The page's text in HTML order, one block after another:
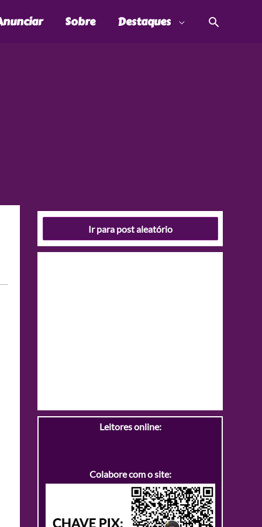
Sobre Destaques
Ir para post aleatório
Leitores online:
Colabore com o site: